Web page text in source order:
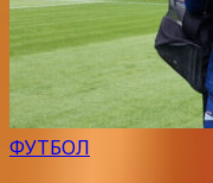
ФУТБОЛ